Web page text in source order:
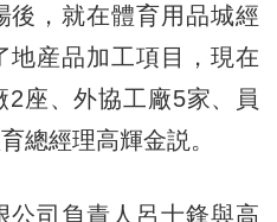
後，就在體育用品城經
地産品加工項目，現在
座、外協工廠5家、員
總經理高輝金説。
司負責人呂士鋒與高